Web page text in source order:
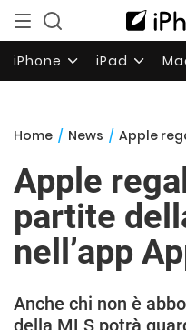
iPhone iPad
Home / News / Apple regala
Apple
partite
nell’app
Anche chi non è
della MLS potrà